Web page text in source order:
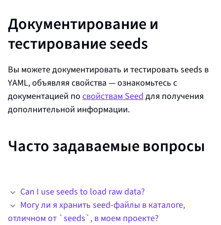
Документирование и
тестирование seeds
Вы можете документировать и тестировать seeds в
YAML, объявляя свойства — ознакомьтесь с
документацией по свойствам Seed для получения
дополнительной информации.
Часто задаваемые вопросы
Can I use seeds to load raw data?
Могу ли я хранить seed-файлы в каталоге,
отличном от `seeds`, в моем проекте?